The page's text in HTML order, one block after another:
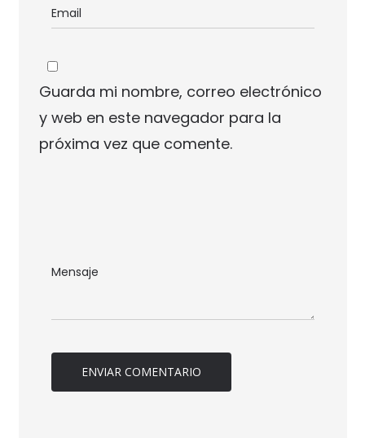
Guarda mi nombre, correo electrónico
y web en este navegador para la
próxima vez que comente.